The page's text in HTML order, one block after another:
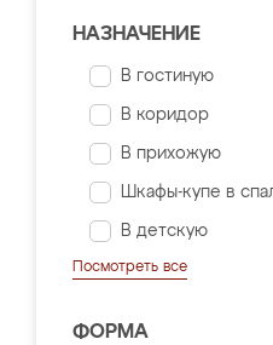
НАЗНАЧЕНИЕ
В гостиную
В коридор
В прихожую
Шкафы-купе в
В детскую
Посмотреть все
ФОРМА